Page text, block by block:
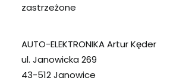
zastrzeżone
AUTO-ELEKTRONIKA Artur Kęder
ul. Janowicka 269
43-512 Janowice